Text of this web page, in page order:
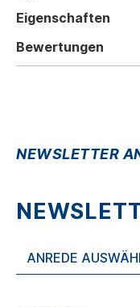
Eigenschaften
Bewertungen
NEWSLETTER